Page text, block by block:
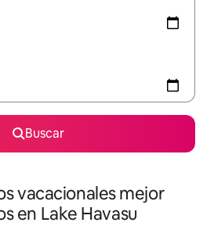
Buscar
vacacionales mejor
en Lake Havasu